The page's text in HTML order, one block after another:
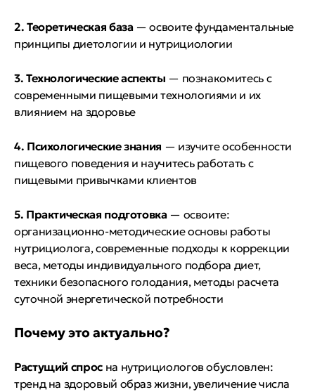
2. Теоретическая база— освоите фундаментальные
принципы диетологии и нутрициологии
3. Технологические аспекты — познакомитесь с
современными пищевыми технологиями и их
влиянием на здоровье
4. Психологические знания — изучите особенности
пищевого поведения и научитесь работать с
пищевыми привычками клиентов
5. Практическая подготовка— освоите:
организационно-методические основы работы
нутрициолога, современные подходы к коррекции
веса, методы индивидуального подбора диет,
техники безопасного голодания, методы расчета
суточной энергетической потребности
Почему это актуально?
Растущий спросна нутрициологов обусловлен:
тренд на здоровый образ жизни, увеличение числа